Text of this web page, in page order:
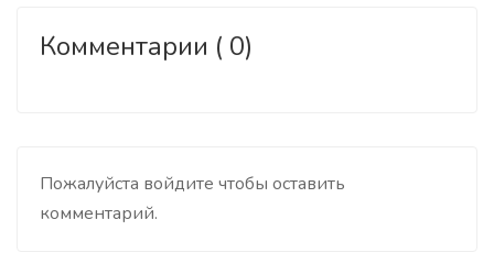
Комментарии ( 0)
Пожалуйста войдите чтобы оставить
комментарий.